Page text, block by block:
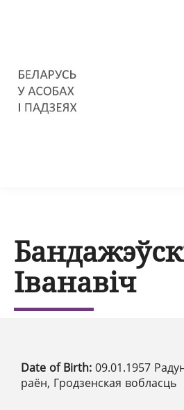
Іванавіч
Date of Birth: 09.01.1957
раён, Гродзенская вобласць